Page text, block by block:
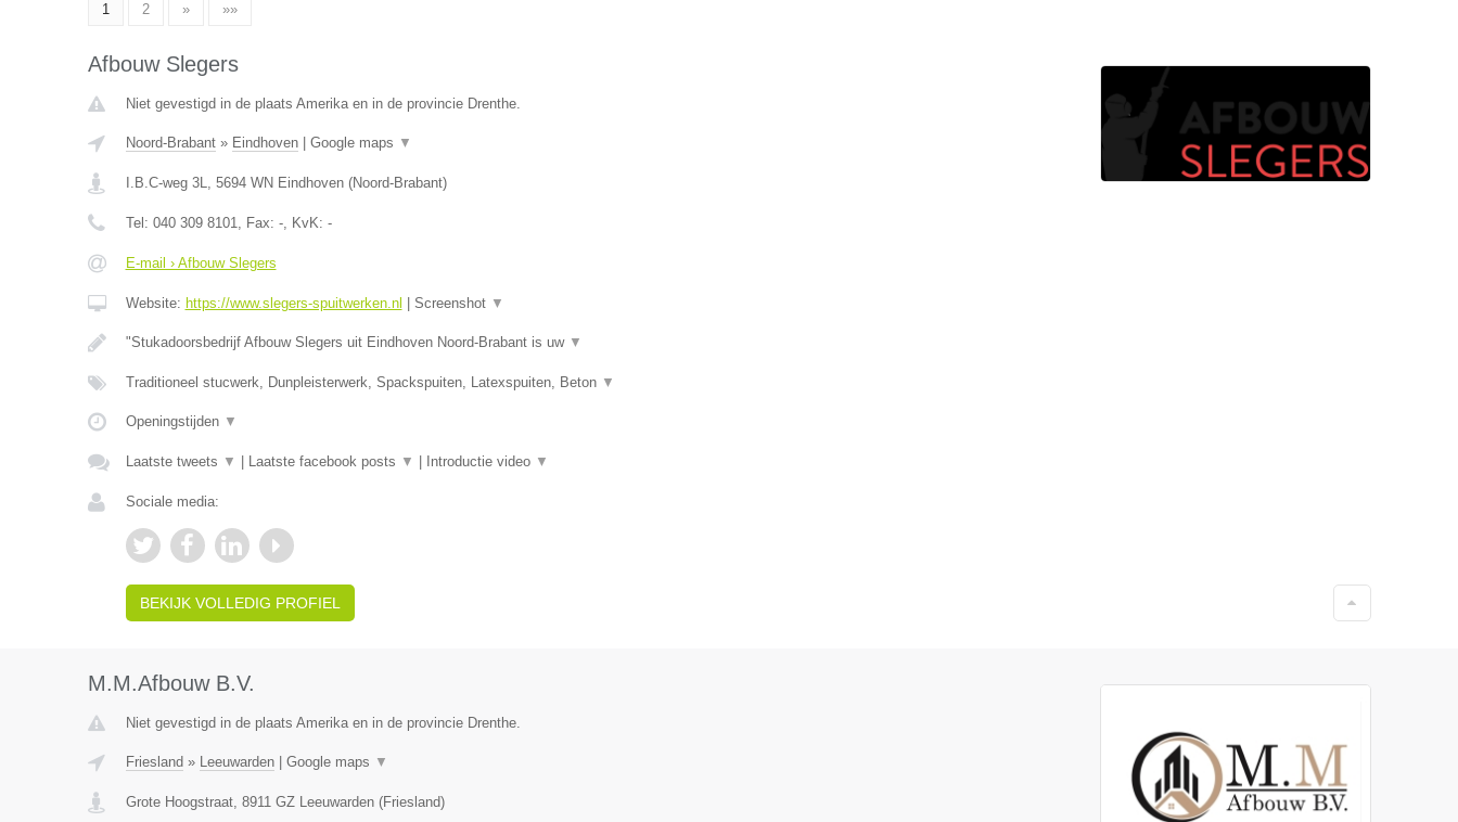
1 2 » »»
Afbouw Slegers
Niet gevestigd in de plaats Amerika en in de provincie Drenthe.
Noord-Brabant» Eindhoven| Google maps ▼
I.B.C-weg 3L, 5694 WN Eindhoven(Noord-Brabant)
Tel: 040 309 8101, Fax: -, KvK: -
E-mail › Afbouw Slegers
Website: https://www.slegers-spuitwerken.nl Screenshot ▼
"Stukadoorsbedrijf Afbouw Slegers uit Eindhoven Noord-Brabant is uw ▼
Traditioneel stucwerk, Dunpleisterwerk, Spackspuiten, Latexspuiten, Beton ▼
Openingstijden ▼
Laatste tweets ▼ Laatste facebook posts ▼ Introductie video ▼
Sociale media:
BEKIJK VOLLEDIG PROFIEL
M.M.Afbouw B.V.
Niet gevestigd in de plaats Amerika en in de provincie Drenthe.
Friesland » Leeuwarden| Google maps ▼
Grote Hoogstraat, 8911 GZ Leeuwarden(Friesland)